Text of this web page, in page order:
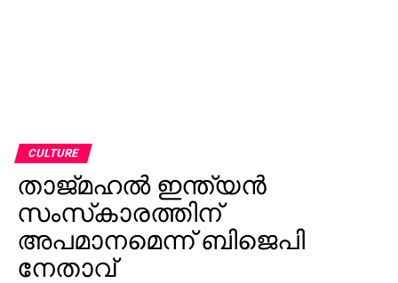
CULTURE
താജ്മഹല്‍ ഇന്ത്യന്‍
സംസ്‌കാരത്തിന്
അപമാനമെന്ന് ബിജെപി
നേതാവ്